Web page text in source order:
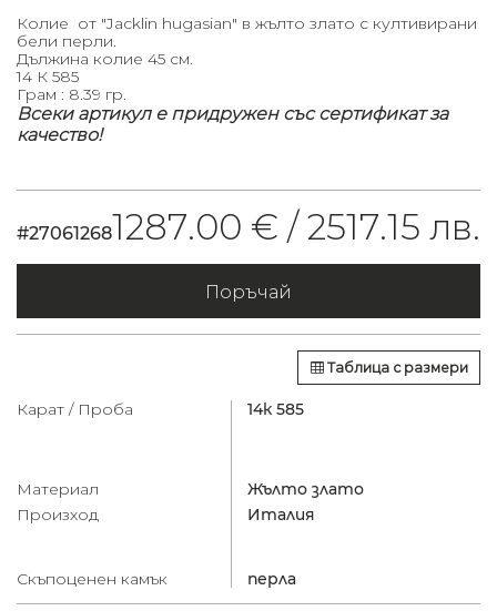
Колие от "Jacklin hugasian" в жълто злато с култивирани
бели перли.
Дължина колие 45 см.
14 К 585
Грам : 8.39 гр.
Всеки артикул е придружен със сертификат за
качество!
#270612681287.00 € /2517.15 лв.
Поръчай
Таблица с размери
Карат / Проба 14к 585
Материал
Жълто злато
Произход
Италия
Скъпоценен камък перла